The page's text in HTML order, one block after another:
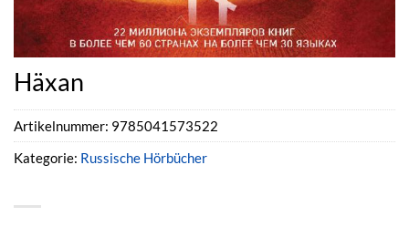
Häxan
Artikelnummer: 9785041573522
Kategorie: Russische Hörbücher